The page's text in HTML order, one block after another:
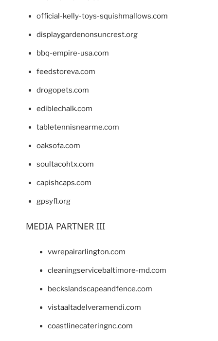
official-kelly-toys-squishmallows.com
displaygardenonsuncrest.org
bbq-empire-usa.com
feedstoreva.com
drogopets.com
ediblechalk.com
tabletennisnearme.com
oaksofa.com
soultacohtx.com
capishcaps.com
gpsyfl.org
MEDIA PARTNER III
vwrepairarlington.com
cleaningservicebaltimore-md.com
beckslandscapeandfence.com
vistaaltadelveramendi.com
coastlinecateringnc.com